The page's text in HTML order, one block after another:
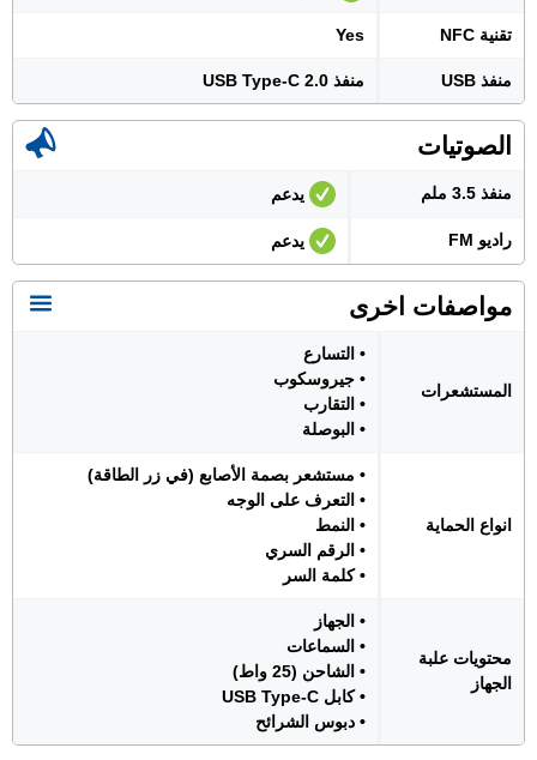
تقنية NFC Yes
منفذ USB منفذ USB Type-C 2.0
الصوتيات
منفذ 3.5 ملم يدعم
راديو FM يدعم
مواصفات اخرى
المستشعرات
• التسارع
• جيروسكوب
• التقارب
• البوصلة
انواع الحماية
• مستشعر بصمة الأصابع (في زر الطاقة)
• التعرف على الوجه
• النمط
• الرقم السري
• كلمة السر
محتويات علبة
الجهاز
• الجهاز
• السماعات
• الشاحن (25 واط)
• كابل USB Type-C
• دبوس الشرائح